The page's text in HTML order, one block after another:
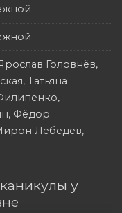
Головнёв,
Татьяна
Фёдор
Лебедев,
у